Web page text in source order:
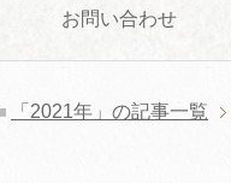
お問い合わせ
「2021年」の記事一覧